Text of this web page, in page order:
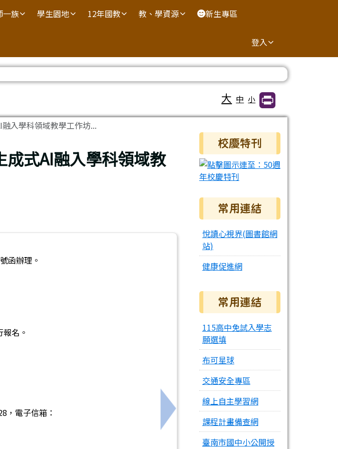
一族 學生園地 12年國教 教、學資源 新生專區
登入
大 中 小
入學科領域教學工作坊...
式AI融入學科領域教
函辦理。
報名。
，電子信箱：
下一筆：114學年度教育部國民教育中央輔導
右邊區域內容
校慶特刊
常用連結
悅讀心視界(圖書館網
站)
健康促進網
常用連結
115高中免試入學志
願選填
布可星球
交通安全專區
線上自主學習網
課程計畫備查網
臺南市國中小公開授